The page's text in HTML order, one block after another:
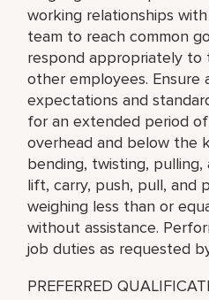
working relationships
team to reach common
respond appropriately to
other employees.
expectations and
for an extended period of
overhead and below the
bending, twisting, pulling,
lift, carry, push, pull, and
weighing less than or
without assistance.
job duties as requested
PREFERRED